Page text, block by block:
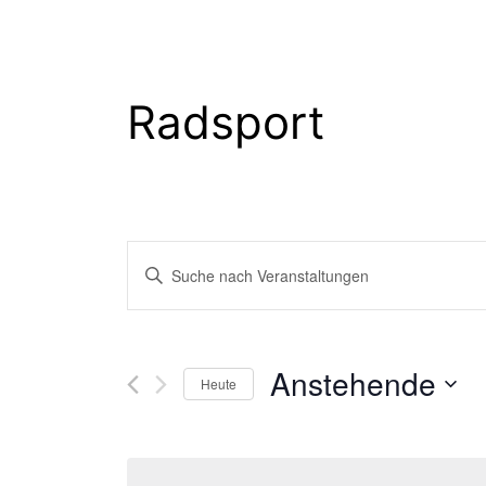
Radsport
Veranstaltungen
und
Bitte
nach
Heute Anstehende